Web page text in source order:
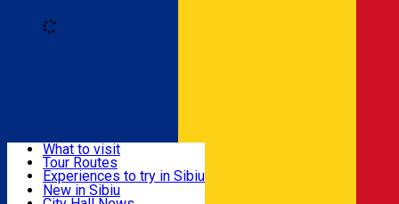
Useful info
What to visit
Tour Routes
Experiences to try in Sibiu
Podcast
New in Sibiu